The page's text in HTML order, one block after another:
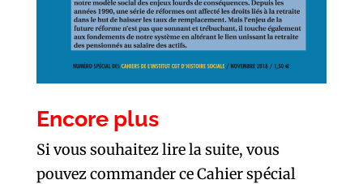
Encore plus
Si vous souhaitez lire la suite, vous
pouvez commander ce Cahier spécial